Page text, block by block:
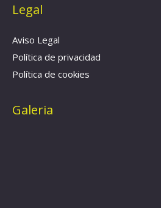
Legal
Aviso Legal
Política de privacidad
Política de cookies
Galeria